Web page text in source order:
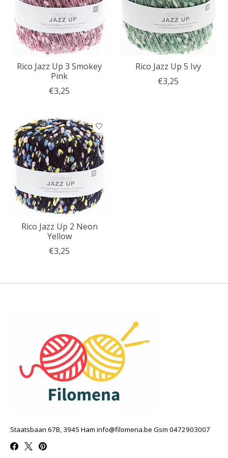
Rico Jazz Up 3 Smokey
Pink
€3,25
Rico Jazz Up 5 Ivy
€3,25
Rico Jazz Up 2 Neon
Yellow
€3,25
Staatsbaan 67B, 3945 Ham info@filomena.be Gsm 0472903007